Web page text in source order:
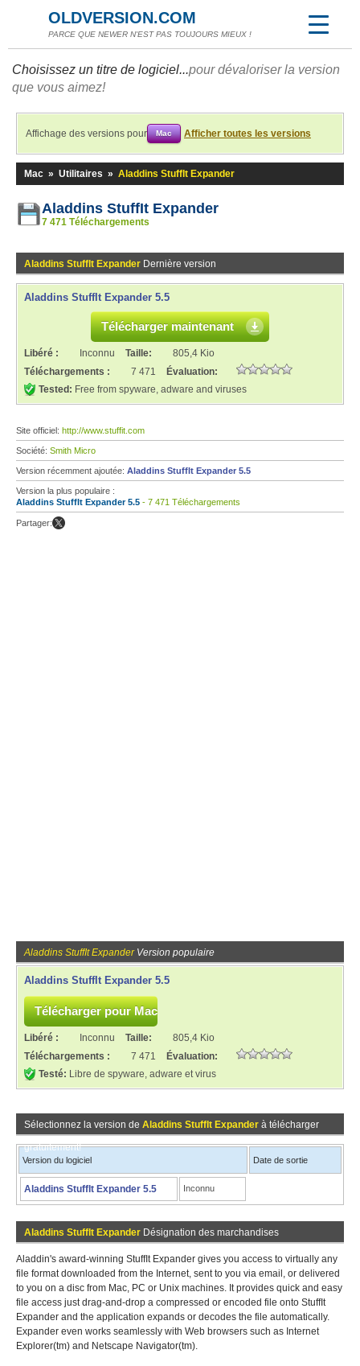
OLDVERSION.COM
PARCE QUE NEWER N'EST PAS TOUJOURS MIEUX !
Choisissez un titre de logiciel...pour dévaloriser la version
que vous aimez!
Affichage des versions pour Mac Afficher toutes les versions
Mac » Utilitaires » Aladdins StuffIt Expander
Aladdins StuffIt Expander
7 471 Téléchargements
Aladdins StuffIt Expander Dernière version
Aladdins StuffIt Expander 5.5
Télécharger maintenant
Libéré : Inconnu Taille:
805,4 Kio
Téléchargements :
7 471
Évaluation:
Tested: Free from spyware, adware and viruses
Site officiel: http://www.stuffit.com
Société: Smith Micro
Version récemment ajoutée: Aladdins StuffIt Expander 5.5
Version la plus populaire :
Aladdins StuffIt Expander 5.5 - 7 471 Téléchargements
Partager:
Aladdins StuffIt ExpanderVersion populaire
Aladdins StuffIt Expander 5.5
Libéré : Inconnu Taille:
805,4 Kio
Téléchargements :
7 471
Évaluation:
Testé: Libre de spyware, adware et virus
Sélectionnez la version de Aladdins StuffIt Expander à télécharger
gratuitement!
Version du logiciel Date de sortie
Aladdins StuffIt Expander 5.5 Inconnu
Aladdins StuffIt Expander Désignation des marchandises
Aladdin's award-winning StuffIt Expander gives you access to virtually any
file format downloaded from the Internet, sent to you via email, or delivered
to you on a disc from Mac, PC or Unix machines. It provides quick and easy
file access just drag-and-drop a compressed or encoded file onto StuffIt
Expander and the application expands or decodes the file automatically.
Expander even works seamlessly with Web browsers such as Internet
Explorer(tm) and Netscape Navigator(tm).